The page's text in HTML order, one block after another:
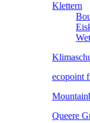
Klettern
ecopoint
Queere